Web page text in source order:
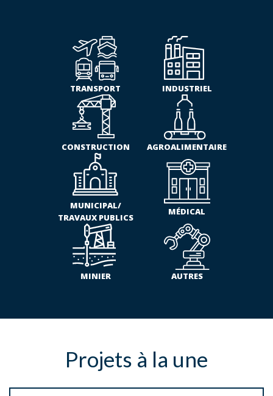
TRANSPORT INDUSTRIEL
CONSTRUCTION AGROALIMENTAIRE
MUNICIPAL/
TRAVAUX PUBLICS
MÉDICAL
MINIER AUTRES
Projets à la une